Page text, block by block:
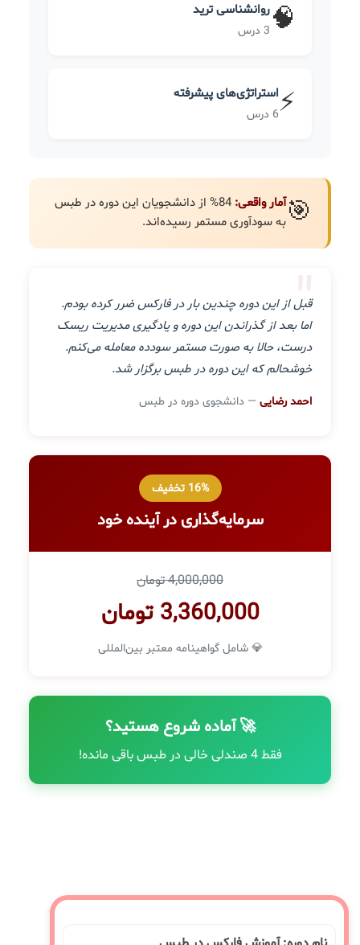
🧠روانشناسی ترید
3 درس
⚡استراتژی‌های پیشرفته
6 درس
🎯آمار واقعی:
84% از دانشجویان این دوره در طبس
به سودآوری مستمر رسیده‌اند.
"
قبل از این دوره چندین بار در فارکس ضرر کرده بودم.
اما بعد از گذراندن این دوره و یادگیری مدیریت ریسک
درست، حالا به صورت مستمر سودده معامله می‌کنم.
خوشحالم که این دوره در طبس برگزار شد.
احمد رضایی — دانشجوی دوره در طبس
16% تخفیف
سرمایه‌گذاری در آینده خود
4,000,000 تومان
3,360,000 تومان
💎 شامل گواهینامه معتبر بین‌المللی
🚀 آماده شروع هستید؟
فقط 4 صندلی خالی در طبس باقی مانده!